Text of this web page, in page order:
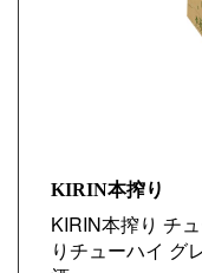
KIRIN本搾り
KIRIN本搾り チ
りチューハイ グ